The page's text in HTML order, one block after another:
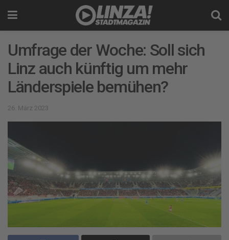
Umfrage der Woche: Soll sich
Linz auch künftig um mehr
Länderspiele bemühen?
26. März 2023